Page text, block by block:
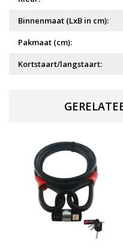
Binnenmaat (LxB in cm):
Pakmaat (cm):
Kortstaart/langstaart: